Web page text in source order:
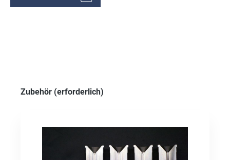
Produktgalerie überspringen
Zubehör (erforderlich)